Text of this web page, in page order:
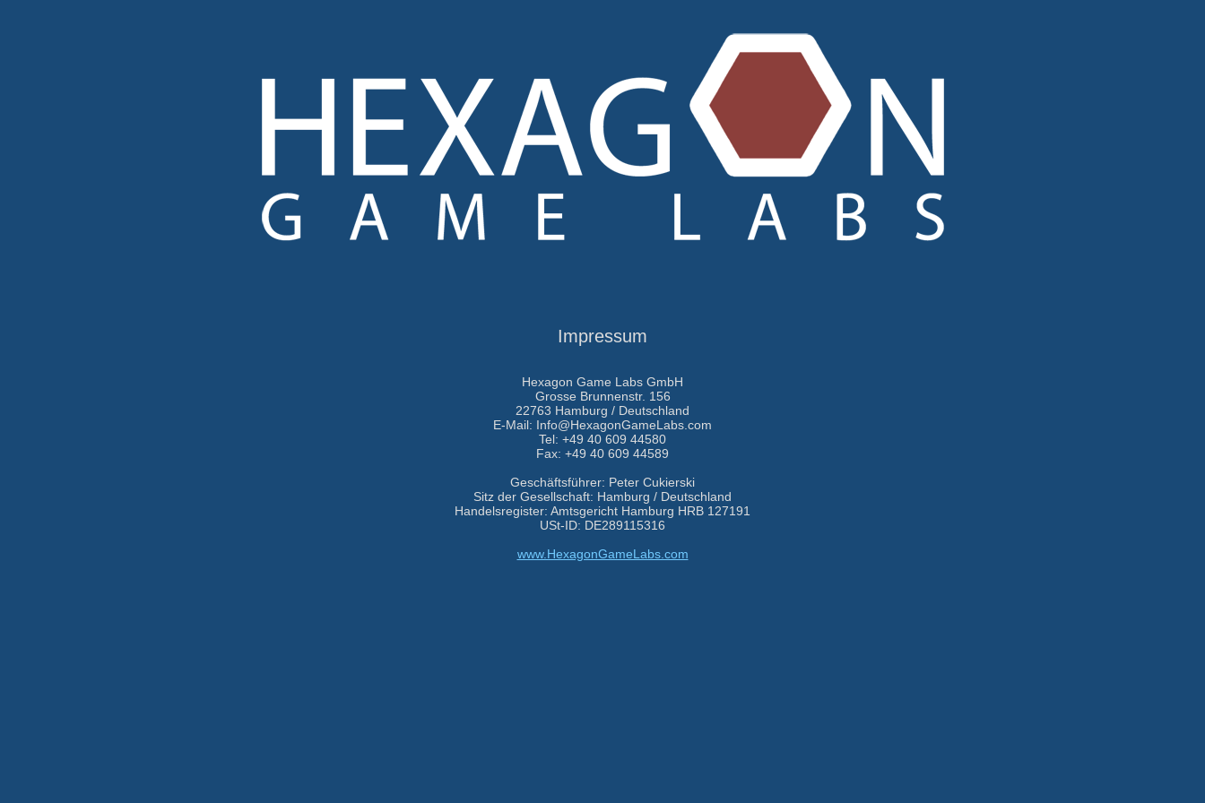
Impressum
Hexagon Game Labs GmbH
Grosse Brunnenstr. 156
22763 Hamburg / Deutschland
E-Mail: Info@HexagonGameLabs.com
Tel: +49 40 609 44580
Fax: +49 40 609 44589
Geschäftsführer: Peter Cukierski
Sitz der Gesellschaft: Hamburg / Deutschland
Handelsregister: Amtsgericht Hamburg HRB 127191
USt-ID: DE289115316
www.HexagonGameLabs.com